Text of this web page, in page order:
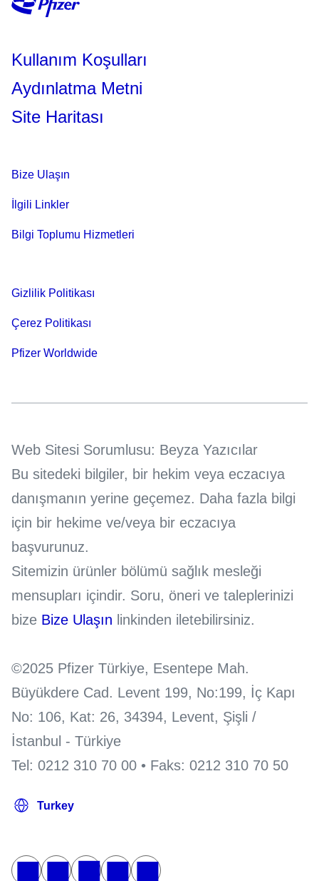
Kullanım Koşulları
Aydınlatma Metni
Site Haritası
Bize Ulaşın
İlgili Linkler
Bilgi Toplumu Hizmetleri
Gizlilik Politikası
Çerez Politikası
Pfizer Worldwide
Web Sitesi Sorumlusu: Beyza Yazıcılar
Bu sitedeki bilgiler, bir hekim veya eczacıya
danışmanın yerine geçemez. Daha fazla bilgi
için bir hekime ve/veya bir eczacıya
başvurunuz.
Sitemizin ürünler bölümü sağlık mesleği
mensupları içindir. Soru, öneri ve taleplerinizi
bize Bize Ulaşın linkinden iletebilirsiniz.
©2025 Pfizer Türkiye, Esentepe Mah.
Büyükdere Cad. Levent 199, No:199, İç Kapı
No: 106, Kat: 26, 34394, Levent, Şişli /
İstanbul - Türkiye
Tel: 0212 310 70 00 • Faks: 0212 310 70 50